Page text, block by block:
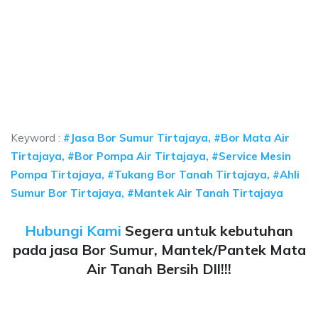
Keyword : #Jasa Bor Sumur Tirtajaya, #Bor Mata Air
Tirtajaya, #Bor Pompa Air Tirtajaya, #Service Mesin
Pompa Tirtajaya, #Tukang Bor Tanah Tirtajaya, #Ahli
Sumur Bor Tirtajaya, #Mantek Air Tanah Tirtajaya
Hubungi Kami Segera untuk kebutuhan
pada jasa Bor Sumur, Mantek/Pantek Mata
Air Tanah Bersih Dll!!!